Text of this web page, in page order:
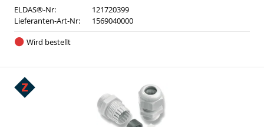
ELDAS®-Nr:
121720399
Lieferanten-Art-Nr:
1569040000
Wird bestellt